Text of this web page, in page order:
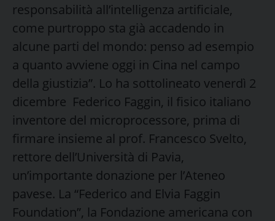
responsabilità all’intelligenza artificiale,
come purtroppo sta già accadendo in
alcune parti del mondo: penso ad esempio
a quanto avviene oggi in Cina nel campo
della giustizia”. Lo ha sottolineato venerdì 2
dicembre Federico Faggin, il fisico italiano
inventore del microprocessore, prima di
firmare insieme al prof. Francesco Svelto,
rettore dell’Università di Pavia,
un’importante donazione per l’Ateneo
pavese. La “Federico and Elvia Faggin
Foundation”, la Fondazione americana con